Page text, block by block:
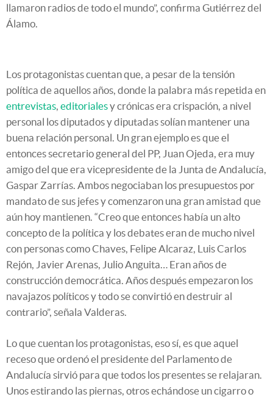
llamaron radios de todo el mundo”, confirma Gutiérrez del
Álamo.
Los protagonistas cuentan que, a pesar de la tensión
política de aquellos años, donde la palabra más repetida en
entrevistas editorialesy crónicas era crispación, a nivel
personal los diputados y diputadas solían mantener una
buena relación personal. Un gran ejemplo es que el
entonces secretario general del PP, Juan Ojeda, era muy
amigo del que era vicepresidente de la Junta de Andalucía,
Gaspar Zarrías. Ambos negociaban los presupuestos por
mandato de sus jefes y comenzaron una gran amistad que
aún hoy mantienen. “Creo que entonces había un alto
concepto de la política y los debates eran de mucho nivel
con personas como Chaves, Felipe Alcaraz, Luis Carlos
Rejón, Javier Arenas, Julio Anguita… Eran años de
construcción democrática. Años después empezaron los
navajazos políticos y todo se convirtió en destruir al
contrario”, señala Valderas.
Lo que cuentan los protagonistas, eso sí, es que aquel
receso que ordenó el presidente del Parlamento de
Andalucía sirvió para que todos los presentes se relajaran.
Unos estirando las piernas, otros echándose un cigarro o